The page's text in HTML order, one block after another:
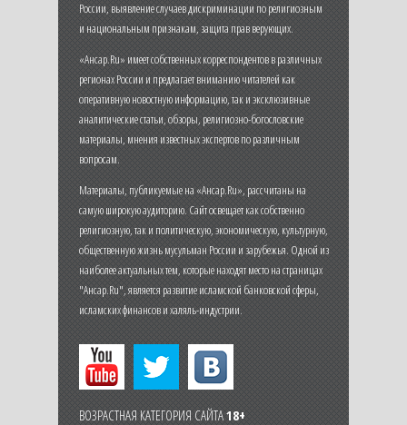
России, выявление случаев дискриминации по религиозным
и национальным признакам, защита прав верующих.
«Ансар.Ru» имеет собственных корреспондентов в различных
регионах России и предлагает вниманию читателей как
оперативную новостную информацию, так и эксклюзивные
аналитические статьи, обзоры, религиозно-богословские
материалы, мнения известных экспертов по различным
вопросам.
Материалы, публикуемые на «Ансар.Ru», рассчитаны на
самую широкую аудиторию. Сайт освещает как собственно
религиозную, так и политическую, экономическую, культурную,
общественную жизнь мусульман России и зарубежья. Одной из
наиболее актуальных тем, которые находят место на страницах
"Ансар.Ru", является развитие исламской банковской сферы,
исламских финансов и халяль-индустрии.
ВОЗРАСТНАЯ КАТЕГОРИЯ САЙТА18+